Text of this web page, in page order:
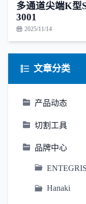
多通道尖端K型
3001
2025/11/14
文章分类
产品动态
切割工具
品牌中心
Hanaki